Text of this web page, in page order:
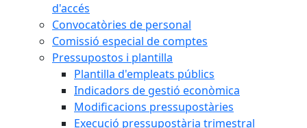
d'accés
Convocatòries de personal
Comissió especial de comptes
Pressupostos i plantilla
Plantilla d'empleats públics
Indicadors de gestió econòmica
Modificacions pressupostàries
Execució pressupostària trimestral